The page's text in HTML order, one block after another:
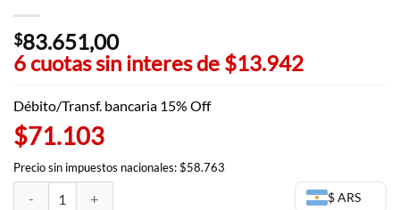
$83.651,00
6 cuotas sin interes de $13.942
Débito/Transf. bancaria 15% Off
$71.103
Precio sin impuestos nacionales: $58.763
$ ARS
Figura Izuku Midoriya - My Hero Academia Enter The Hero